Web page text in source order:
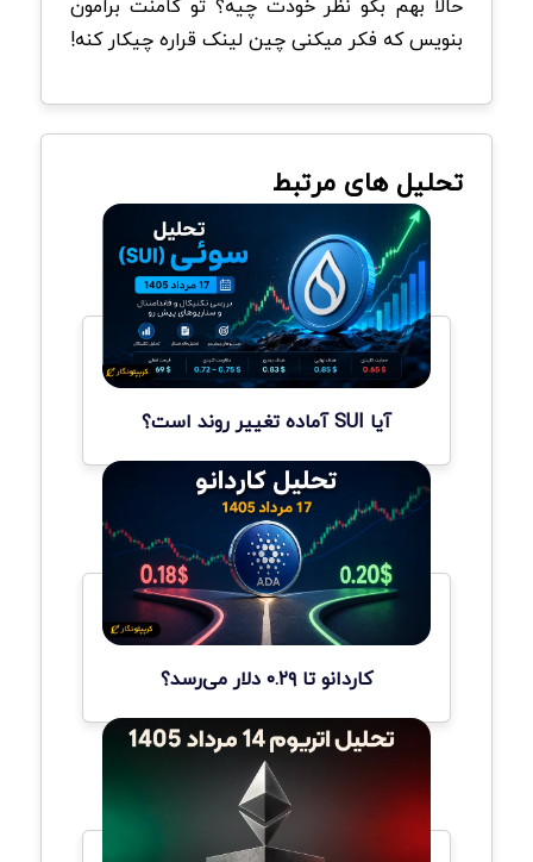
بنویس که فکر میکنی چین‌ لینک قراره چیکار کنه!
تحلیل های مرتبط
آیا SUI آماده تغییر روند است؟
کاردانو تا ۰.۲۹ دلار می‌رسد؟